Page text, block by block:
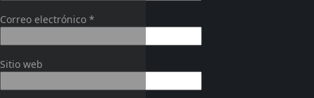
Correo electrónico *
Sitio web